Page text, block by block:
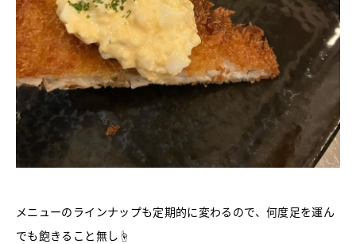
メニューのラインナップも定期的に変わるので、何度足を運ん
でも飽きること無し☝